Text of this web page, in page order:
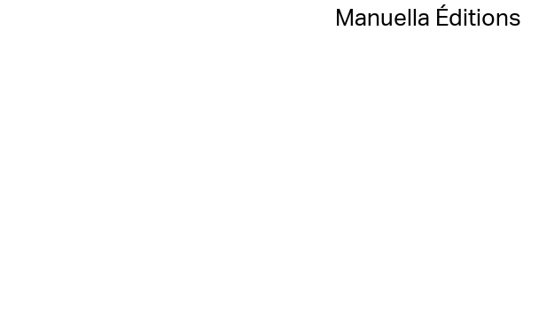
Manuella Éditions